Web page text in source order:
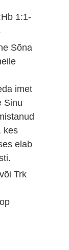
1:1-
Sõna
imet
Sinu
kes
elab
Trk